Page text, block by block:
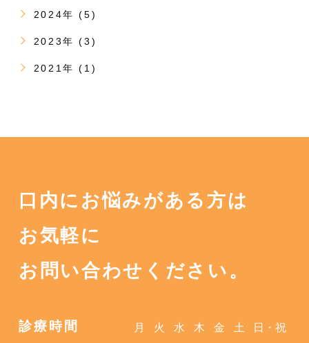
2024年 (5)
2023年 (3)
2021年 (1)
口内にお悩みがある方は
お気軽に
お問い合わせください。
診療時間 月 火 水 木 金 土 日・祝